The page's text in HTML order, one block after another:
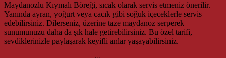
Maydanozlu Kıymalı Böreği, sıcak olarak servis etmeniz önerilir.
Yanında ayran, yoğurt veya cacık gibi soğuk içeceklerle servis
edebilirsiniz. Dilerseniz, üzerine taze maydanoz serperek
sunumunuzu daha da şık hale getirebilirsiniz. Bu özel tarifi,
sevdiklerinizle paylaşarak keyifli anlar yaşayabilirsiniz.